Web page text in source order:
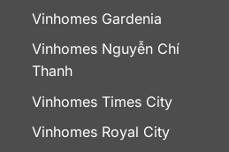
Vinhomes Gardenia
Vinhomes Nguyễn Chí
Thanh
Vinhomes Times City
Vinhomes Royal City